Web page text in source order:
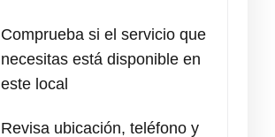
Comprueba si el servicio que
necesitas está disponible en
este local
Revisa ubicación, teléfono y